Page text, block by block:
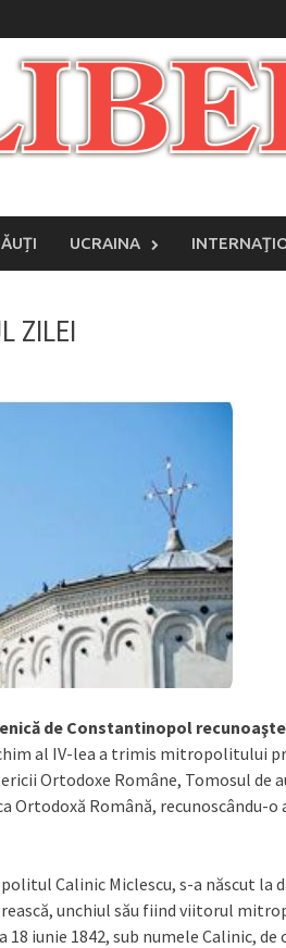
UCRAINA
ZILEI
de Constantinopol
al IV-lea a trimis mitropolitului
Ortodoxe Române, Tomosul de
Ortodoxă Română, recunoscându-
Calinic Miclescu, s-a născut la
unchiul său fiind viitorul
iunie 1842, sub numele Calinic,